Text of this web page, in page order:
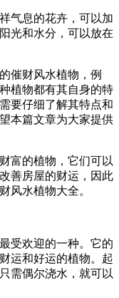
气息的花卉，可以加
光和水分，可以放在
催财风水植物，例
植物都有其自身的特
要仔细了解其特点和
本篇文章为大家提供
富的植物，它们可以
善房屋的财运，因此
风水植物大全。
受欢迎的一种。它的
运和好运的植物。起
需偶尔浇水，就可以